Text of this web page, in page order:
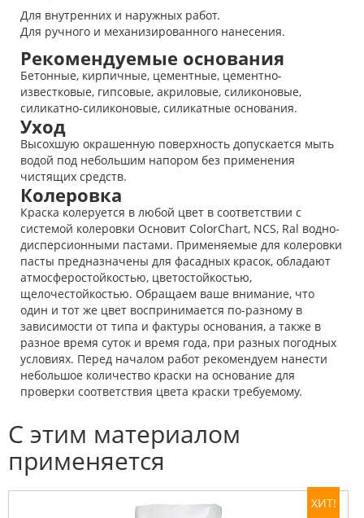
Для внутренних и наружных работ.
Для ручного и механизированного нанесения.
Рекомендуемые основания
Бетонные, кирпичные, цементные, цементно-
известковые, гипсовые, акриловые, силиконовые,
силикатно-силиконовые, силикатные основания.
Уход
Высохшую окрашенную поверхность допускается мыть
водой под небольшим напором без применения
чистящих средств.
Колеровка
Краска колеруется в любой цвет в соответствии с
системой колеровки Основит ColorChart, NCS, Ral водно-
дисперсионными пастами. Применяемые для колеровки
пасты предназначены для фасадных красок, обладают
атмосферостойкостью, цветостойкостью,
щелочестойкостью. Обращаем ваше внимание, что
один и тот же цвет воспринимается по-разному в
зависимости от типа и фактуры основания, а также в
разное время суток и время года, при разных погодных
условиях. Перед началом работ рекомендуем нанести
небольшое количество краски на основание для
проверки соответствия цвета краски требуемому.
С этим материалом
применяется
ХИТ!